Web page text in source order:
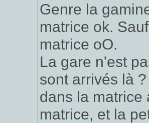
Genre la
matrice ok.
matrice oO.
La gare n'est
sont arrivés là
dans la matrice
matrice, et la